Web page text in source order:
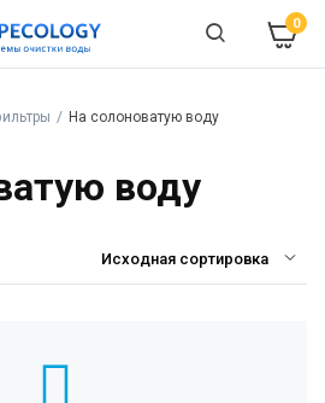
0
На солоноватую воду
воду